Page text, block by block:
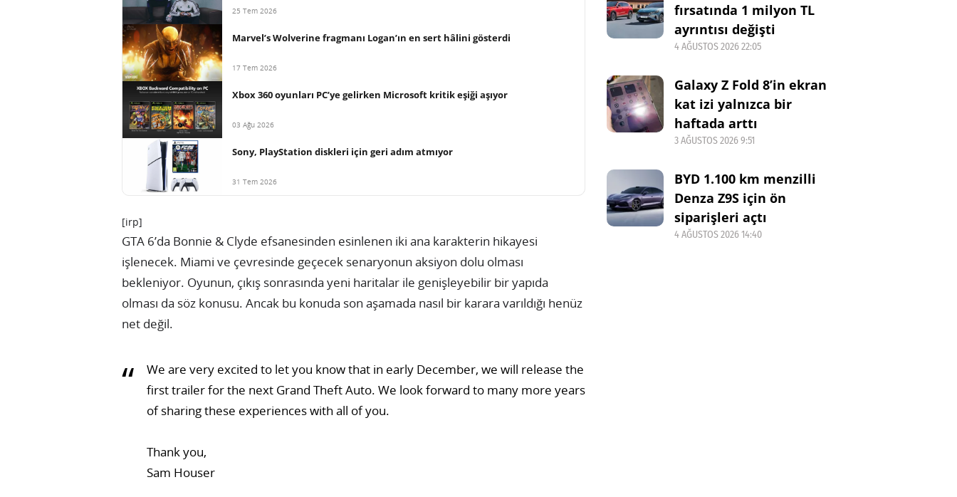
25 Tem 2026
Marvel’s Wolverine fragmanı Logan’ın en sert hâlini gösterdi
17 Tem 2026
Xbox 360 oyunları PC’ye gelirken Microsoft kritik eşiği aşıyor
03 Ağu 2026
Sony, PlayStation diskleri için geri adım atmıyor
31 Tem 2026
[irp]
GTA 6’da Bonnie & Clyde efsanesinden esinlenen iki ana karakterin hikayesi
işlenecek. Miami ve çevresinde geçecek senaryonun aksiyon dolu olması
bekleniyor. Oyunun, çıkış sonrasında yeni haritalar ile genişleyebilir bir yapıda
olması da söz konusu. Ancak bu konuda son aşamada nasıl bir karara varıldığı henüz
net değil.
We are very excited to let you know that in early December, we will release the
first trailer for the next Grand Theft Auto. We look forward to many more years
of sharing these experiences with all of you.
Thank you,
Sam Houser
fırsatında 1 milyon TL
ayrıntısı değişti
4 AĞUSTOS 2026 22:05
Galaxy Z Fold 8’in ekran
kat izi yalnızca bir
haftada arttı
3 AĞUSTOS 2026 9:51
BYD 1.100 km menzilli
Denza Z9S için ön
siparişleri açtı
4 AĞUSTOS 2026 14:40